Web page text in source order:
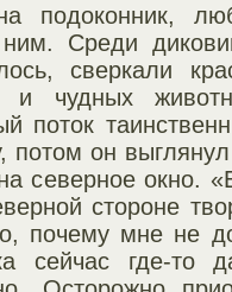
подоконник,
Среди
сверкали
и чудных
поток
потом он
северное окно.
стороне
почему мне не
сейчас где-то